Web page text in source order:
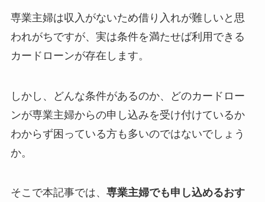
専業主婦は収入がないため借り入れが難しいと思
われがちですが、実は条件を満たせば利用できる
カードローンが存在します。
しかし、どんな条件があるのか、どのカードロー
ンが専業主婦からの申し込みを受け付けているか
わからず困っている方も多いのではないでしょう
か。
そこで本記事では、 専業主婦でも申し込めるおす